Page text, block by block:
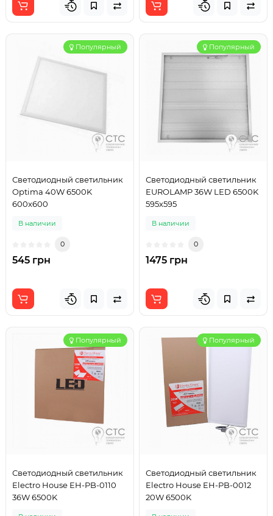
Популярный
Светодиодный светильник
Optima 40W 6500K
600x600
В наличии
0
545 грн
Популярный
Светодиодный светильник
EUROLAMP 36W LED 6500K
595x595
В наличии
0
1475 грн
Популярный
Светодиодный светильник
Electro House EH-PB-0110
36W 6500K
Популярный
Светодиодный светильник
Electro House EH-PB-0012
20W 6500K